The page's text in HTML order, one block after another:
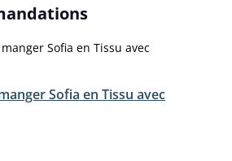
Sofia en Tissu avec